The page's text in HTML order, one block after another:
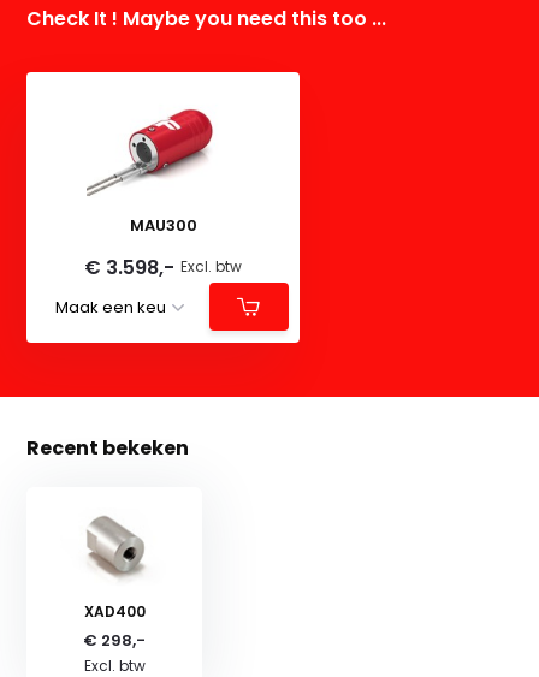
Check It ! Maybe you need this too ...
MAU300
€ 3.598,- Excl. btw
Recent bekeken
XAD400
€ 298,-
Excl. btw